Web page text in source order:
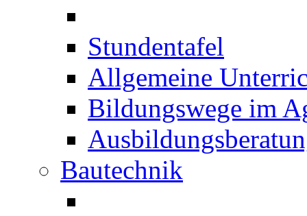
Stundentafel
Allgemeine
Bildungswege im
Bautechnik